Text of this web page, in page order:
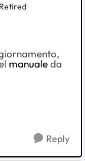
manualeda
Reply